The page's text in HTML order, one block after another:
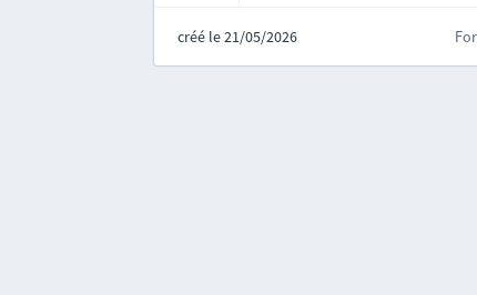
créé le 21/05/2026